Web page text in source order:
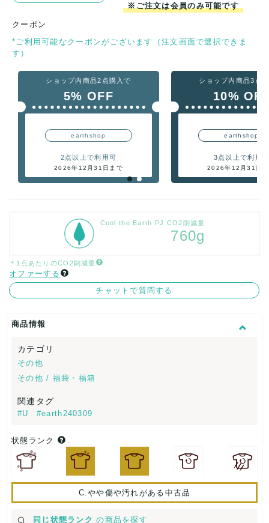
※ご注文は会員のみ可能です
クーポン
*ご利用可能なクーポンがございます（注文画面で選択できま
す）
ショップ内商品2点購入で
5% OFF
earthshop
2点以上で利用可
2026年12月31日まで
ショップ内商品3点
10%
earthshop
3点以上で利用
2026年12月31日
Cool the Earth PJ CO2削減量
760g
＊1点あたりのCO2削減量
オファーする
チャットで質問する
商品情報
カテゴリ
その他
その他 / 福袋・福箱
関連タグ
#U #earth240309
状態ランク
C.やや傷や汚れがある中古品
同じ状態ランク の商品を探す